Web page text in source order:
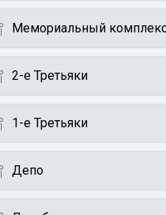
Мемориальный
2-е Третьяки
1-е Третьяки
Депо